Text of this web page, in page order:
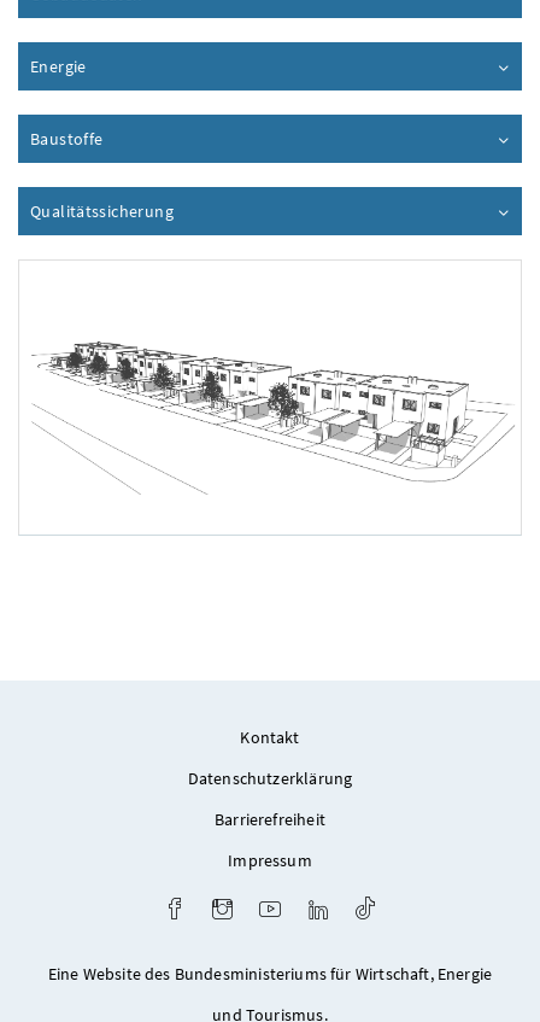
Energie
Baustoffe
QualitätssicherungInhalt aufklappen
Kontakt
Datenschutzerklärung
Barrierefreiheit
Impressum
FacebookInstagramYoutube LinkedIn
Eine Website des Bundesministeriums für Wirtschaft, Energie
und Tourismus.